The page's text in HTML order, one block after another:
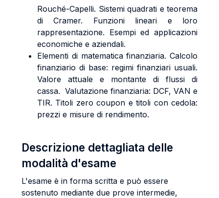
Rouché-Capelli. Sistemi quadrati e teorema
di Cramer. Funzioni lineari e loro
rappresentazione. Esempi ed applicazioni
economiche e aziendali.
Elementi di matematica finanziaria. Calcolo
finanziario di base: regimi finanziari usuali.
Valore attuale e montante di flussi di
cassa. Valutazione finanziaria: DCF, VAN e
TIR. Titoli zero coupon e titoli con cedola:
prezzi e misure di rendimento.
Descrizione dettagliata delle
modalità d'esame
L'esame è in forma scritta e può essere
sostenuto mediante due prove intermedie,